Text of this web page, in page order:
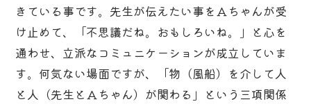
きている事です。先生が伝えたい事をＡちゃんが受
け止めて、「不思議だね。おもしろいね。」と心を
通わせ、立派なコミュニケーションが成立していま
す。何気ない場面ですが、「物（風船）を介して人
と人（先生とＡちゃん）が関わる」という三項関係